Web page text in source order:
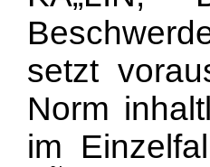
setzt
Norm
im